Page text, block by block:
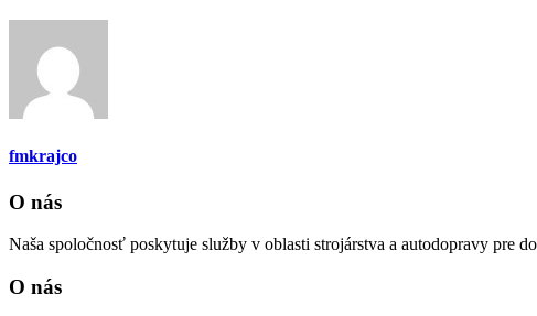
fmkrajco
O nás
Naša spoločnosť poskytuje služby v oblasti strojárstva a autodopravy pre
O nás